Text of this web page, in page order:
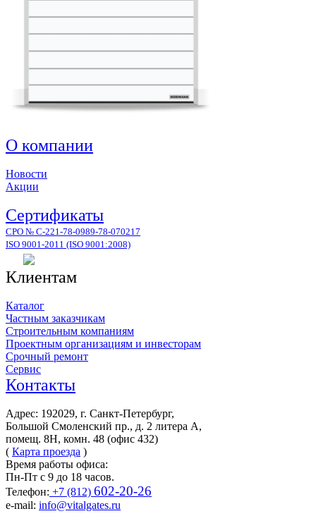
О компании
Новости
Акции
Сертификаты
СРО № С-221-78-0989-78-070217
ISO 9001-2011 (ISO 9001:2008)
Клиентам
Каталог
Частным заказчикам
Строительным компаниям
Проектным организациям и инвесторам
Срочный ремонт
Сервис
Контакты
Адрес: 192029, г. Санкт-Петербург,
Большой Смоленский пр., д. 2 литера А,
помещ. 8Н, комн. 48 (офис 432)
( Карта проезда )
Время работы офиса:
Пн-Пт с 9 до 18 часов.
Телефон: +7 (812) 602-20-26
e-mail: info@vitalgates.ru